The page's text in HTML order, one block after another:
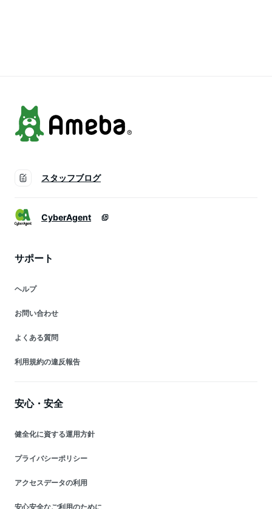
スタッフブログ
CyberAgent
サポート
ヘルプ
お問い合わせ
よくある質問
利用規約の違反報告
安心・安全
健全化に資する運用方針
プライバシーポリシー
アクセスデータの利用
安心安全なご利用のために